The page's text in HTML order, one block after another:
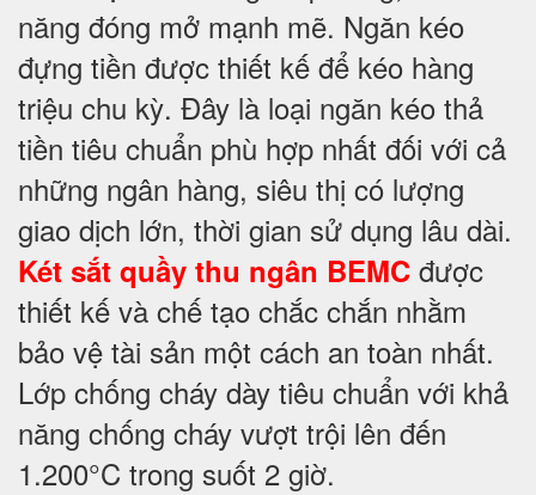
năng đóng mở mạnh mẽ. Ngăn kéo
đựng tiền được thiết kế để kéo hàng
triệu chu kỳ. Đây là loại ngăn kéo thả
tiền tiêu chuẩn phù hợp nhất đối với cả
những ngân hàng, siêu thị có lượng
giao dịch lớn, thời gian sử dụng lâu dài.
Két sắt quầy thu ngân BEMC được
thiết kế và chế tạo chắc chắn nhằm
bảo vệ tài sản một cách an toàn nhất.
Lớp chống cháy dày tiêu chuẩn với khả
năng chống cháy vượt trội lên đến
1.200°C trong suốt 2 giờ.